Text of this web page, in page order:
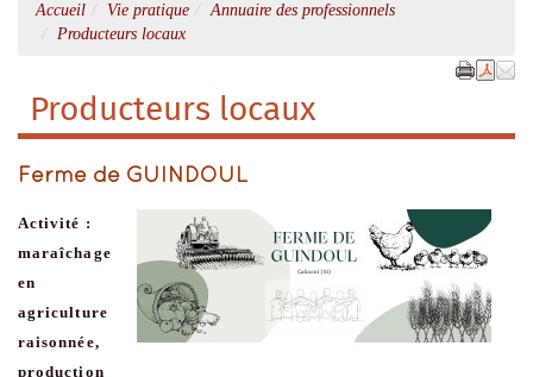
Accueil Vie pratique
Annuaire des professionnels
Producteurs locaux
Producteurs locaux
Ferme de GUINDOUL
Activité :
maraîchage
en
agriculture
raisonnée,
production